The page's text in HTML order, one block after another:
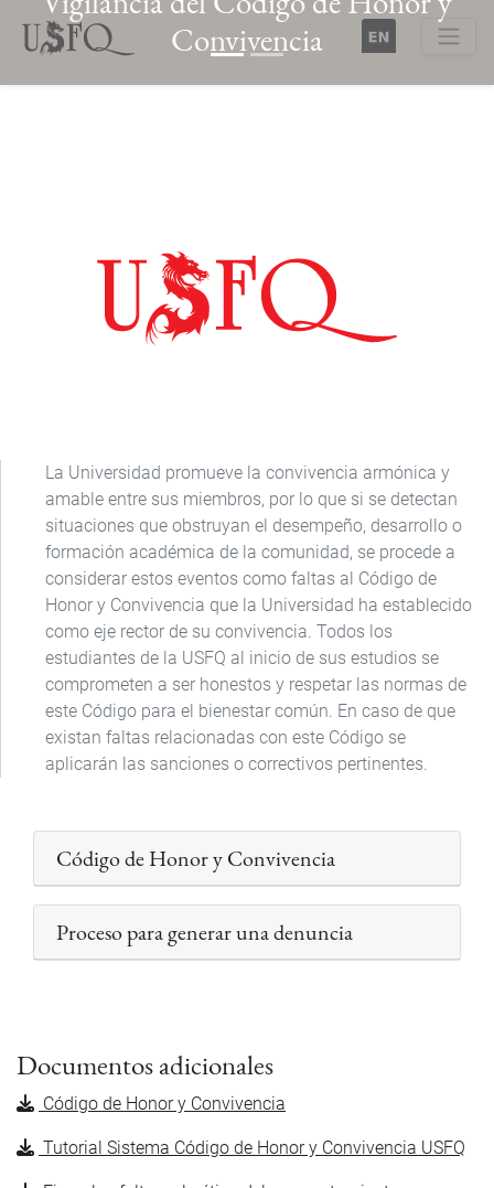
Pasar
al
Convivencia
La Universidad promueve la convivencia armónica y
amable entre sus miembros, por lo que si se detectan
situaciones que obstruyan el desempeño, desarrollo o
formación académica de la comunidad, se procede a
considerar estos eventos como faltas al Código de
Honor y Convivencia que la Universidad ha establecido
como eje rector de su convivencia. Todos los
estudiantes de la USFQ al inicio de sus estudios se
comprometen a ser honestos y respetar las normas de
este Código para el bienestar común. En caso de que
existan faltas relacionadas con este Código se
aplicarán las sanciones o correctivos pertinentes.
Código de Honor y Convivencia
Proceso para generar una denuncia
Documentos adicionales
Código de Honor y Convivencia
Tutorial Sistema Código de Honor y Convivencia USFQ